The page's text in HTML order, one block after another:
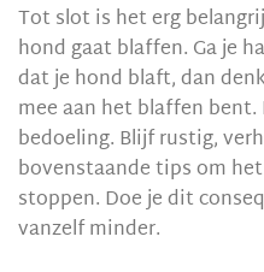
Tot slot is het erg
hond gaat blaffen. Ga je
dat je hond blaft, dan
mee aan het blaffen
bedoeling. Blijf rustig,
bovenstaande tips om
stoppen. Doe je dit
vanzelf minder.